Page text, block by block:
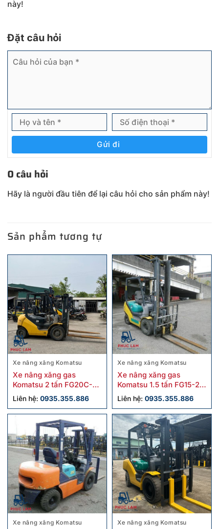
này!
Đặt câu hỏi
Gửi đi
0 câu hỏi
Hãy là người đầu tiên để lại câu hỏi cho sản phẩm này!
Sản phẩm tương tự
Xe nâng xăng Komatsu
Xe nâng xăng gas
Komatsu 2 tấn FG20C-17
cũ chính hãng
Liên hệ: 0935.355.886
Xe nâng xăng Komatsu
Xe nâng xăng gas
Komatsu 1.5 tấn FG15-20
cũ
Liên hệ: 0935.355.886
Xe nâng xăng Komatsu Xe nâng xăng Komatsu